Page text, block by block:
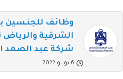
وظائف للجنسين
الشرقية والرياض
شركة عبد الصمد
6 يونيو 2022